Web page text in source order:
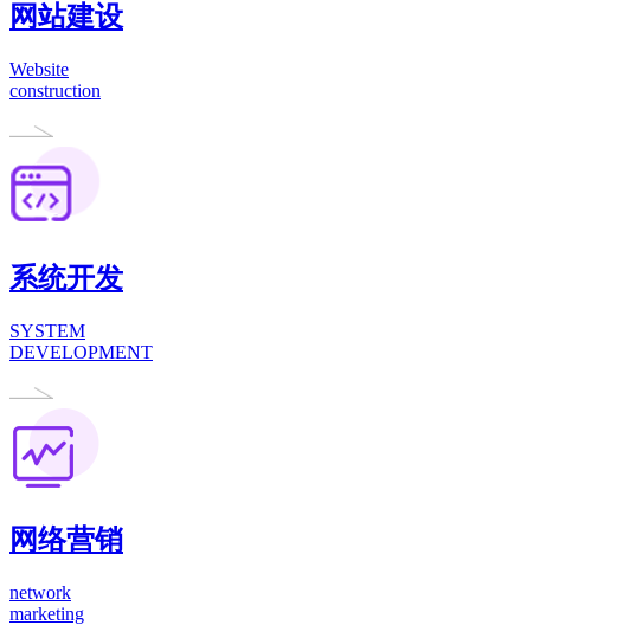
网站建设
Website
construction
系统开发
SYSTEM
DEVELOPMENT
网络营销
network
marketing